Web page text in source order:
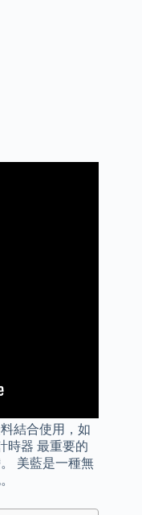
結合使用，如
時器 最重要的
美藍是一種無